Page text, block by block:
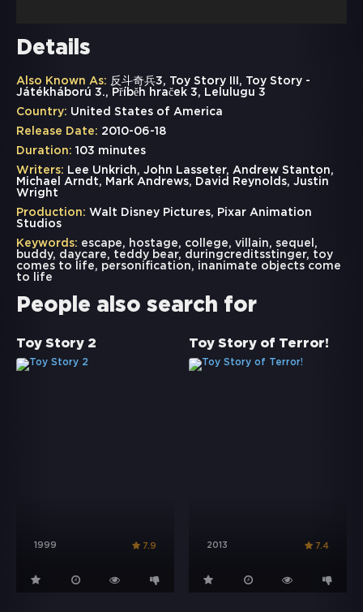
Details
Also Known As: 反斗奇兵3, Toy Story III, Toy Story -
Játékháború 3., Příběh hraček 3, Lelulugu 3
Country: United States of America
Release Date: 2010-06-18
Duration: 103 minutes
Writers: Lee Unkrich, John Lasseter, Andrew Stanton,
Michael Arndt, Mark Andrews, David Reynolds, Justin
Wright
Production: Walt Disney Pictures, Pixar Animation
Studios
Keywords: escape, hostage, college, villain, sequel ,
buddy, daycare, teddy bear, duringcreditsstinger, toy
comes to life, personification,
inanimate objects come
to life
People also search for
Toy Story 2
1999 7.9
Toy Story of Terror!
2013 7.4